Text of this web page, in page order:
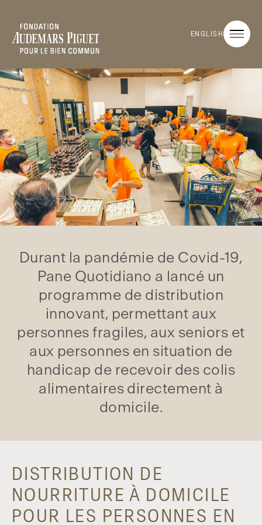
ENGLISH
Durant la pandémie de Covid-19,
Pane Quotidiano a lancé un
programme de distribution
innovant, permettant aux
personnes fragiles, aux seniors et
aux personnes en situation de
handicap de recevoir des colis
alimentaires directement à
domicile.
DISTRIBUTION DE
NOURRITURE À DOMICILE
POUR LES PERSONNES EN